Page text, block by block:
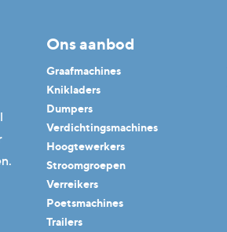
Ons aanbod
Graafmachines
Knikladers
Dumpers
Verdichtingsmachines
Hoogtewerkers
Stroomgroepen
Verreikers
Poetsmachines
Trailers